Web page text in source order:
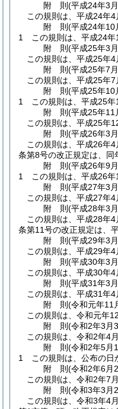
附 則(平成24年3
この規則は、平成24年4
附 則(平成24年10
1
この規則は、平成24年
附 則(平成25年3
この規則は、平成25年4
附 則(平成25年7
この規則は、平成25年7
附 則(平成25年10
1
この規則は、平成25年
附 則(平成25年11
この規則は、平成25年
附 則(平成26年3
この規則は、平成26年4
条第8号の改正規定は、同
附 則(平成26年9
1
この規則は、平成26年
附 則(平成27年3
この規則は、平成27年4
附 則(平成28年3
この規則は、平成28年4
条第11号の改正規定は、
附 則(平成29年3
この規則は、平成29年4
附 則(平成30年3
この規則は、平成30年4
附 則(平成31年3
この規則は、平成31年4
附 則(令和元年11
この規則は、令和元年
附 則(令和2年3月
この規則は、令和2年4
附 則(令和2年5月
1
この規則は、公布の日
附 則(令和2年6月
この規則は、令和2年7
附 則(令和3年3月
この規則は、令和3年4